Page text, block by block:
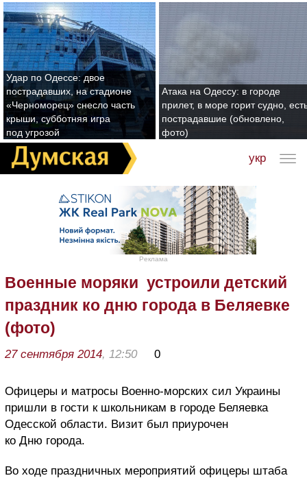
Удар по Одессе: двое
пострадавших, на стадионе
«Черноморец» снесло часть
крыши, субботняя игра
под угрозой
Атака на Одессу: в городе
прилет, в море горит судно,
пострадавшие (обновлено,
фото)
укр
Реклама
Военные моряки устроили детский
праздник ко дню города в Беляевке
(фото)
27 сентября 2014, 12:50 0
Офицеры и матросы Военно-морских сил Украины
пришли в гости к школьникам в городе Беляевка
Одесской области. Визит был приурочен
ко Дню города.
Во ходе праздничных мероприятий офицеры штаба